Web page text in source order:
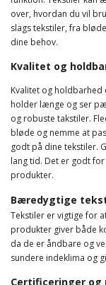
over, hvordan du vil
slags tekstiler, fra
dine behov.
Kvalitet og
Kvalitet og
holder længe og ser
og robuste takstiler.
bløde og nemme at
godt på dine tekstiler.
lang tid. Det er godt
produkter.
Bæredygtige
Tekstiler er vigtige for
produkter giver både
da de er åndbare og
sundere indeklima og
Certificeringer